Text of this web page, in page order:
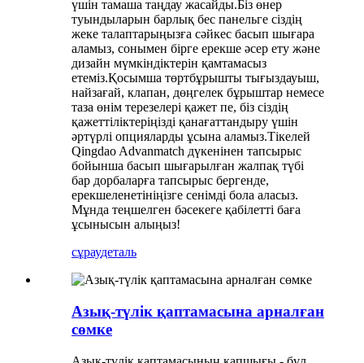
үшін тамаша таңдау жасайды.Біз өнер
туындыларын барлық бес панельге сіздің
жеке талаптарыңызға сәйкес басып шығара
аламыз, сонымен бірге ерекше әсер ету және
дизайн мүмкіндіктерін қамтамасыз
етеміз.Қосымша төртбұрышты тығыздауыш,
найзағай, клапан, дөңгелек бұрыштар немесе
таза өнім терезелері қажет пе, біз сіздің
қажеттіліктеріңізді қанағаттандыру үшін
әртүрлі опцияларды ұсына аламыз.Тікелей
Qingdao Advanmatch дүкенінен тапсырыс
бойынша басып шығарылған жалпақ түбі
бар дорбаларға тапсырыс бергенде,
ерекшеленетініңізге сенімді бола аласыз.
Мұнда теңшелген бәсекеге қабілетті баға
ұсынысын алыңыз!
сұраудеталь
Азық-түлік қаптамасына арналған
сөмке